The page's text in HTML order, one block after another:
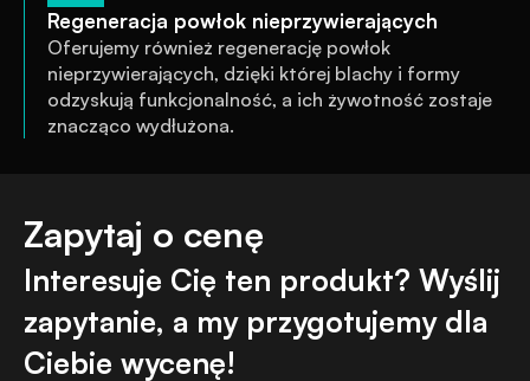
Regeneracja powłok nieprzywierających
Oferujemy również regenerację powłok
nieprzywierających, dzięki której blachy i formy
odzyskują funkcjonalność, a ich żywotność zostaje
znacząco wydłużona.
Zapytaj o cenę
Interesuje Cię ten produkt? Wyślij
zapytanie, a my przygotujemy dla
Ciebie wycenę!